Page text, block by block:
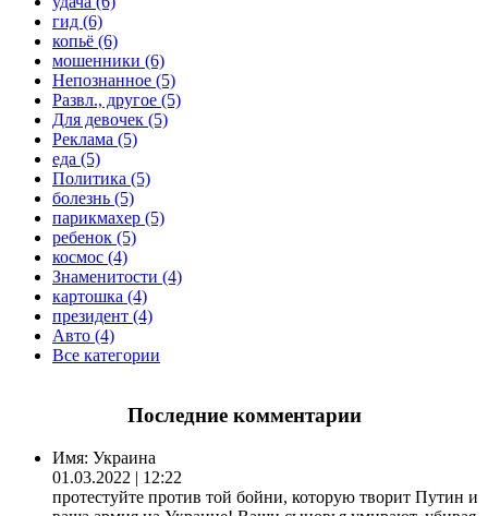
гид (6)
копьё (6)
мошенники (6)
Непознанное (5)
Развл., другое (5)
Для девочек (5)
Реклама (5)
еда (5)
Политика (5)
болезнь (5)
парикмахер (5)
ребенок (5)
космос (4)
Знаменитости (4)
картошка (4)
президент (4)
Авто (4)
Все категории
Последние комментарии
Имя: Украина
01.03.2022 | 12:22
протестуйте против той бойни, которую творит Путин и